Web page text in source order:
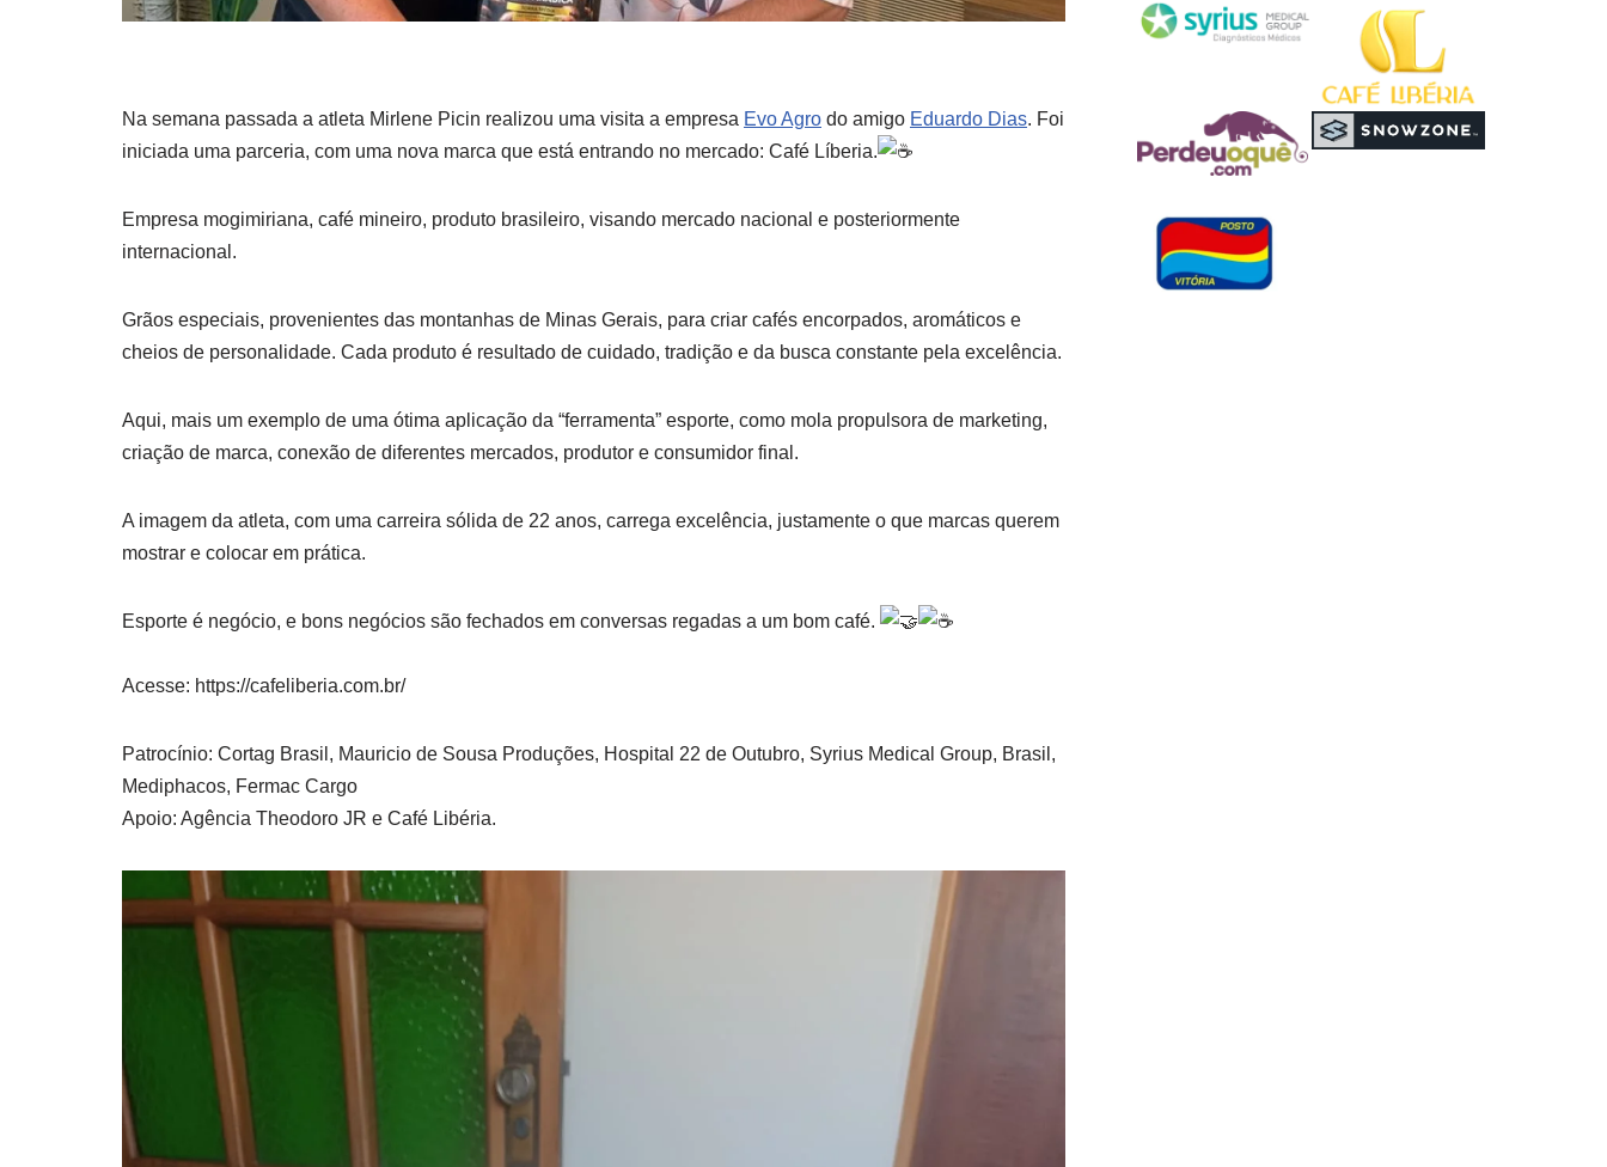
Na semana passada a atleta Mirlene Picin realizou uma visita a empresa Evo Agro do amigo Eduardo Dias. Foi
iniciada uma parceria, com uma nova marca que está entrando no mercado: Café Líberia.
Empresa mogimiriana, café mineiro, produto brasileiro, visando mercado nacional e posteriormente
internacional.
Grãos especiais, provenientes das montanhas de Minas Gerais, para criar cafés encorpados, aromáticos e
cheios de personalidade. Cada produto é resultado de cuidado, tradição e da busca constante pela excelência.
Aqui, mais um exemplo de uma ótima aplicação da “ferramenta” esporte, como mola propulsora de marketing,
criação de marca, conexão de diferentes mercados, produtor e consumidor final.
A imagem da atleta, com uma carreira sólida de 22 anos, carrega excelência, justamente o que marcas querem
mostrar e colocar em prática.
Esporte é negócio, e bons negócios são fechados em conversas regadas a um bom café.
Acesse: https://cafeliberia.com.br/
Patrocínio: Cortag Brasil, Mauricio de Sousa Produções, Hospital 22 de Outubro, Syrius Medical Group, Brasil,
Mediphacos, Fermac Cargo
Apoio: Agência Theodoro JR e Café Libéria.